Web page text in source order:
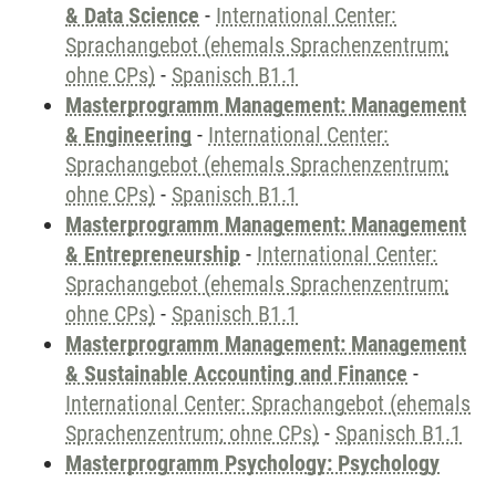
& Data Science - International Center:
Sprachangebot (ehemals Sprachenzentrum;
ohne CPs) - Spanisch B1.1
Masterprogramm Management: Management
& Engineering - International Center:
Sprachangebot (ehemals Sprachenzentrum;
ohne CPs) - Spanisch B1.1
Masterprogramm Management: Management
& Entrepreneurship - International Center:
Sprachangebot (ehemals Sprachenzentrum;
ohne CPs) - Spanisch B1.1
Masterprogramm Management: Management
& Sustainable Accounting and Finance -
International Center: Sprachangebot (ehemals
Sprachenzentrum; ohne CPs) - Spanisch B1.1
Masterprogramm Psychology: Psychology